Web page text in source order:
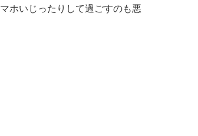
ホいじったりして過ごすのも悪